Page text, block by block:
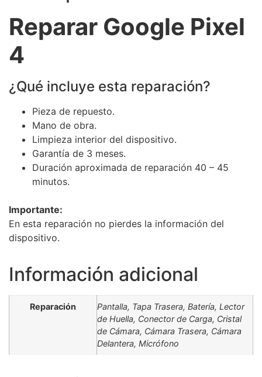
Reparar Google Pixel
4
¿Qué incluye esta reparación?
Pieza de repuesto.
Mano de obra.
Limpieza interior del dispositivo.
Garantía de 3 meses.
Duración aproximada de reparación 40 – 45
minutos.
Importante:
En esta reparación no pierdes la información del
dispositivo.
Información adicional
Reparación
Pantalla, Tapa Trasera, Batería, Lector
de Huella, Conector de Carga, Cristal
de Cámara, Cámara Trasera, Cámara
Delantera, Micrófono